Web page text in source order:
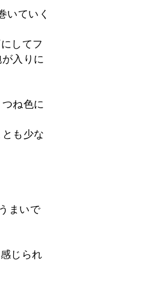
いていく
してフ
入りに
ね色に
も少な
まいで
じられ